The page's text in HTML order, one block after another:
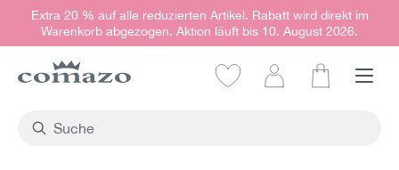
springen
Extra 20 % auf alle reduzierten Artikel. Rabatt wird direkt im
Warenkorb abgezogen. Aktion läuft bis 10. August 2026.